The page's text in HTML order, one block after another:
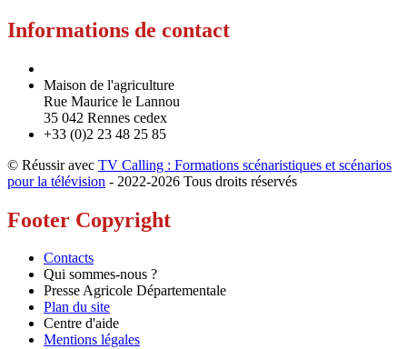
Informations de contact
Maison de l'agriculture
Rue Maurice le Lannou
35 042 Rennes cedex
+33 (0)2 23 48 25 85
© Réussir avec TV Calling : Formations scénaristiques et scénarios
pour la télévision - 2022-2026 Tous droits réservés
Footer Copyright
Contacts
Qui sommes-nous ?
Presse Agricole Départementale
Plan du site
Centre d'aide
Mentions légales